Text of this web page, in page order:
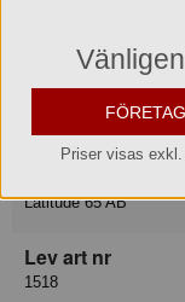
Varukategori
Energidryck burk
Latitude 65 AB
Lev art nr
1518
FÖRETAG
Priser visas